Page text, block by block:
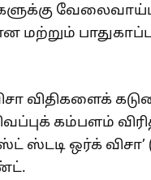
மற்றும்
விதிகளைக்
கம்பளம்
ஸ்டடி ஒர்க் விசா’